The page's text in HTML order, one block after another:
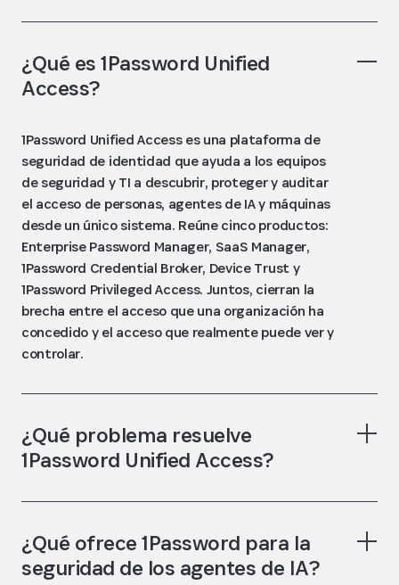
¿Qué es 1Password Unified
Access?
1Password Unified Access es una plataforma de
seguridad de identidad que ayuda a los equipos
de seguridad y TI a descubrir, proteger y auditar
el acceso de personas, agentes de IA y máquinas
desde un único sistema. Reúne cinco productos:
Enterprise Password Manager, SaaS Manager,
1Password Credential Broker, Device Trust y
1Password Privileged Access. Juntos, cierran la
brecha entre el acceso que una organización ha
concedido y el acceso que realmente puede ver y
controlar.
¿Qué problema resuelve
1Password Unified Access?
¿Qué ofrece 1Password para la
seguridad de los agentes de IA?